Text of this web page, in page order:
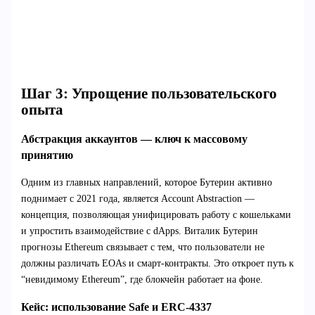
Шаг 3: Упрощение пользовательского
опыта
Абстракция аккаунтов — ключ к массовому
принятию
Одним из главных направлений, которое Бутерин активно
поднимает с 2021 года, является Account Abstraction —
концепция, позволяющая унифицировать работу с кошельками
и упростить взаимодействие с dApps. Виталик Бутерин
прогнозы Ethereum связывает с тем, что пользователи не
должны различать EOAs и смарт-контракты. Это откроет путь к
“невидимому Ethereum”, где блокчейн работает на фоне.
Кейс: использование Safe и ERC-4337